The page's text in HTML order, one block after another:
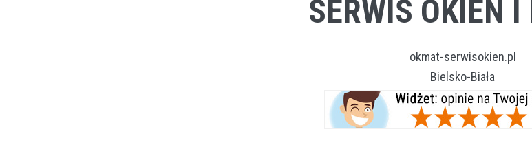
SERWIS OKIEN I
okmat-serwisokien.pl
Bielsko-Biała